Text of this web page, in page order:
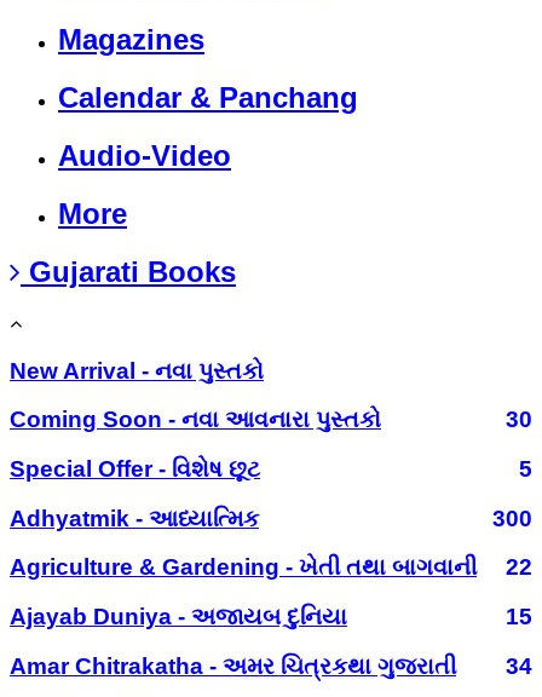
Magazines
Calendar & Panchang
Audio-Video
More
Gujarati Books
New Arrival - નવા પુસ્તકો
Coming Soon - નવા આવનારા પુસ્તકો
30
Special Offer - વિશેષ છૂટ
5
Adhyatmik - આધ્યાત્મિક
300
Agriculture & Gardening - ખેતી તથા બાગવાની
22
Ajayab Duniya - અજાયબ દુનિયા
15
Amar Chitrakatha - અમર ચિત્રકથા ગુજરાતી
34